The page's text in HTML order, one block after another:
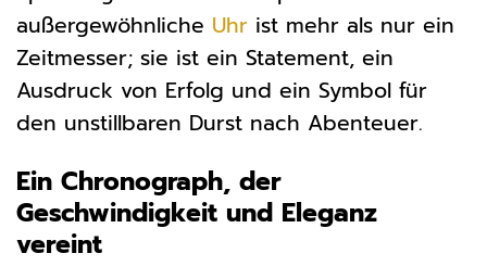
außergewöhnliche Uhr ist mehr als nur ein
Zeitmesser; sie ist ein Statement, ein
Ausdruck von Erfolg und ein Symbol für
den unstillbaren Durst nach Abenteuer.
Ein Chronograph, der
Geschwindigkeit und Eleganz
vereint